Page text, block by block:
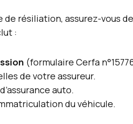
de résiliation, assurez-vous
:
(formulaire Cerfa
de votre assureur.
auto.
du véhicule.